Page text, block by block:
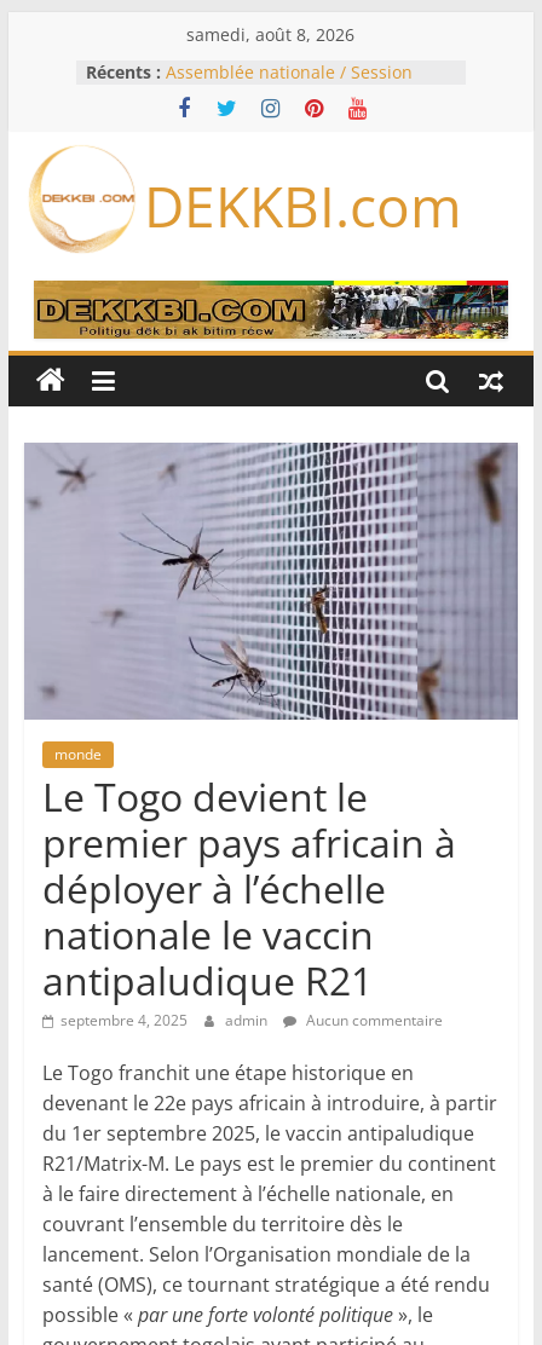
samedi, août 8, 2026
Récents : Assemblée nationale / Session
extraordinaire: Six commissions
d’enquête à l’ordre du jour ce lundi
Bénin: Patrice Talon élu président
du Sénat, moins de trois mois
Pakistan et la Turquie signent un
accord de défense
RD Congo: Kinshasa interdit les
exportations de cuivre et de cobalt
production
DEKKBI.com
monde
Le Togo devient le
premier pays africain à
déployer à l’échelle
nationale le vaccin
antipaludique R21
septembre 4, 2025 admin Aucun commentaire
Le Togo franchit une étape historique en
devenant le 22e pays africain à introduire, à partir
du 1er septembre 2025, le vaccin antipaludique
R21/Matrix-M. Le pays est le premier du continent
à le faire directement à l’échelle nationale, en
couvrant l’ensemble du territoire dès le
lancement. Selon l’Organisation mondiale de la
santé (OMS), ce tournant stratégique a été rendu
possible « par une forte volonté politique», le